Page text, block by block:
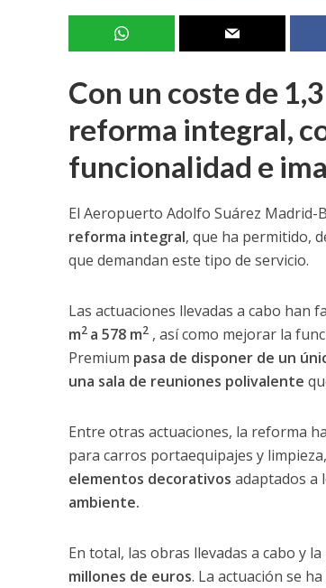
Con un coste de
reforma integral,
funcionalidad e
El Aeropuerto Adolfo Suárez Madrid-
reforma integral, que ha permitido,
que demandan este tipo de servicio.
Las actuaciones llevadas a cabo han
m2 a 578 m2 , así como mejorar la
Premium pasa de disponer de un
una sala de reuniones polivalente
Entre otras actuaciones, la reforma
para carros portaequipajes y
elementos decorativos adaptados a
ambiente.
En total, las obras llevadas a cabo y
millones de euros. La actuación se